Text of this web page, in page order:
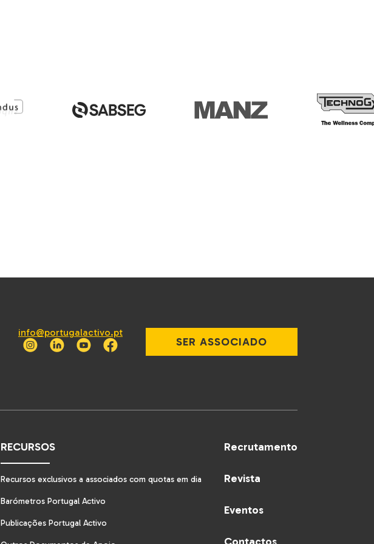
info@portugalactivo.pt
SER ASSOCIADO
RECURSOS
Recursos exclusivos a associados com quotas em dia
Barómetros Portugal Activo
Publicações Portugal Activo
Recrutamento
Revista
Eventos